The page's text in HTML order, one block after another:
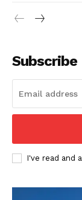
Subscribe
I've read and